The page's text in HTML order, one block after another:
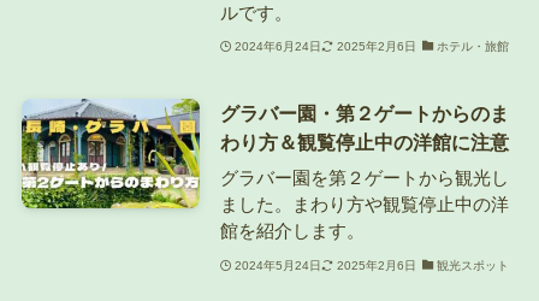
ルです。
2024年6月24日 2025年2月6日 ホテル・旅館
グラバー園・第２ゲートからのま
わり方＆観覧停止中の洋館に注意
グラバー園を第２ゲートから観光し
ました。まわり方や観覧停止中の洋
館を紹介します。
2024年5月24日 2025年2月6日 観光スポット